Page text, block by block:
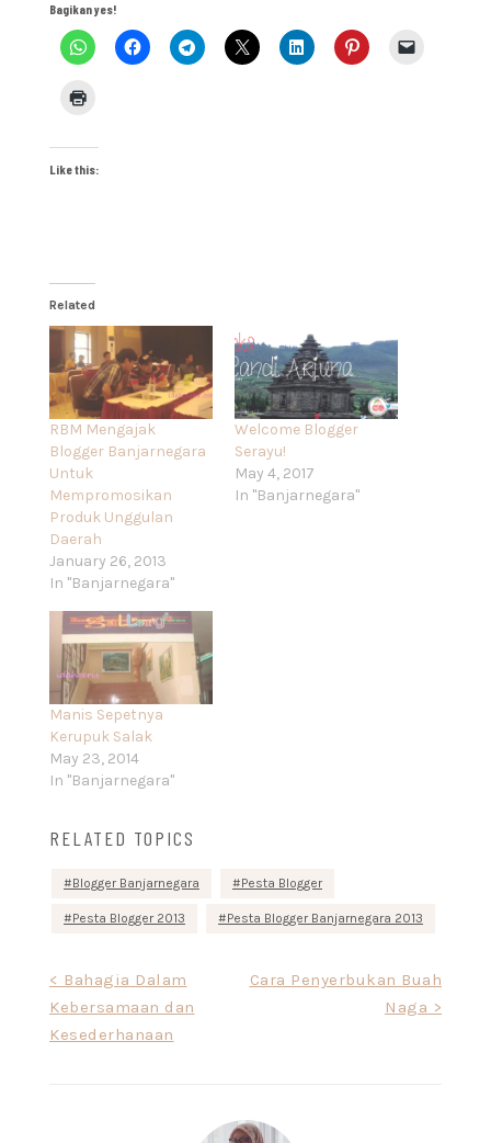
Bagikan yes!
Like this:
Related
RBM Mengajak
Blogger Banjarnegara
Untuk
Mempromosikan
Produk Unggulan
Daerah
January 26, 2013
In "Banjarnegara"
Welcome Blogger
Serayu!
May 4, 2017
In "Banjarnegara"
Manis Sepetnya
Kerupuk Salak
May 23, 2014
In "Banjarnegara"
RELATED TOPICS
Blogger Banjarnegara Pesta Blogger
Pesta Blogger 2013 Pesta Blogger Banjarnegara 2013
navigation
< Bahagia Dalam
Kebersamaan dan
Kesederhanaan
Cara Penyerbukan Buah
Naga >